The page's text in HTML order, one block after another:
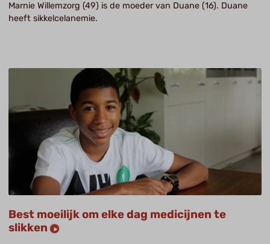
Marnie Willemzorg (49) is de moeder van Duane (16). Duane
heeft sikkelcelanemie.
Best moeilijk om elke dag medicijnen te
slikken